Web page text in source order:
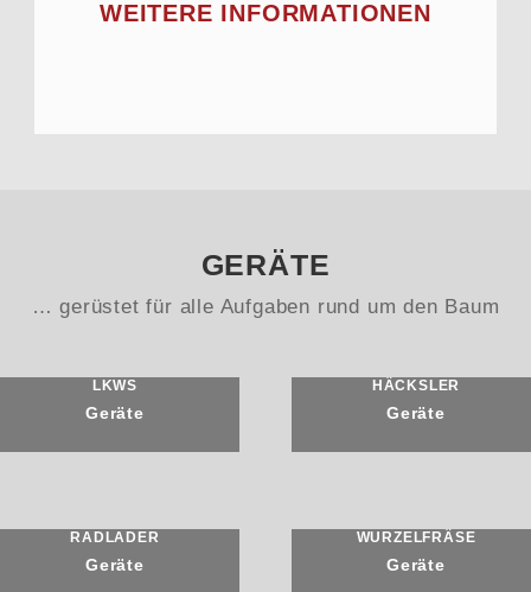
WEITERE INFORMATIONEN
GERÄTE
… gerüstet für alle Aufgaben rund um den Baum
LKWS
Geräte
HÄCKSLER
Geräte
RADLADER
Geräte
WURZELFRÄSE
Geräte